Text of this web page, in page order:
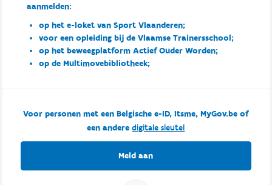
aanmelden:
op het e-loket van Sport Vlaanderen;
voor een opleiding bij de Vlaamse Trainersschool;
op het beweegplatform Actief Ouder Worden;
op de Multimovebibliotheek;
Voor personen met een Belgische e-ID, Itsme, MyGov.be of
een anderedigitale sleutel
Meld aan